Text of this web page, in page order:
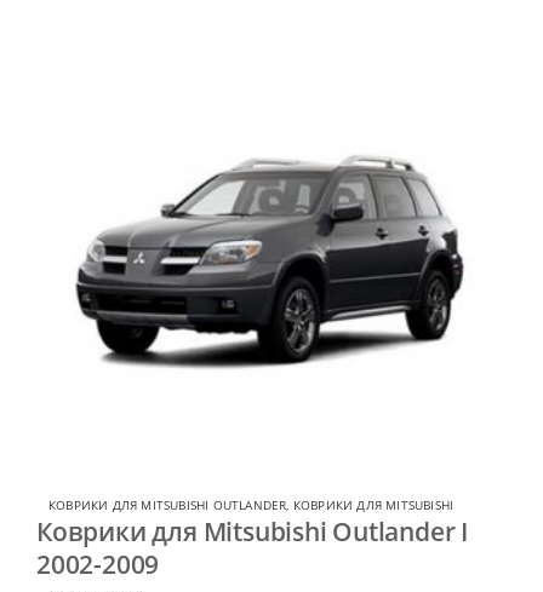
КОВРИКИ ДЛЯ MITSUBISHI OUTLANDER, КОВРИКИ ДЛЯ MITSUBISHI
Коврики для Mitsubishi Outlander I
2002-2009